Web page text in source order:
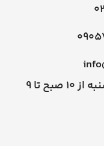
ساعات کاری: شنبه تا پنجشنبه از ۱۰ صبح تا ۹